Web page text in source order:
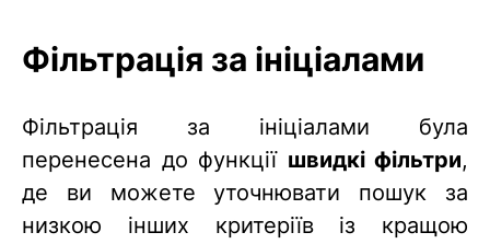
Фільтрація за ініціалами
Фільтрація за ініціалами була
перенесена до функції швидкі фільтри,
де ви можете уточнювати пошук за
низкою інших критеріїв із кращою